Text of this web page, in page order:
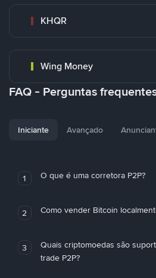
KHQR
Wing Money
FAQ - Perguntas
Iniciante Avançado
1 O que é uma corretora P2P?
2 Como vender Bitcoin
3
Quais criptomoedas são
trade P2P?